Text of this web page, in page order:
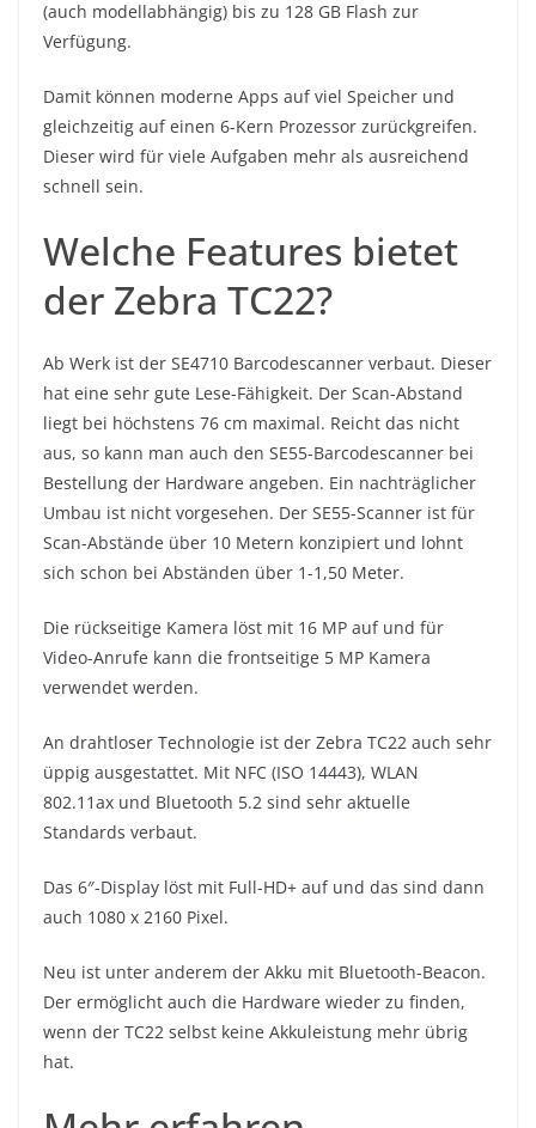
(auch modellabhängig) bis zu 128 GB Flash zur
Verfügung.
Damit können moderne Apps auf viel Speicher und
gleichzeitig auf einen 6-Kern Prozessor zurückgreifen.
Dieser wird für viele Aufgaben mehr als ausreichend
schnell sein.
Welche Features bietet
der Zebra TC22?
Ab Werk ist der SE4710 Barcodescanner verbaut. Dieser
hat eine sehr gute Lese-Fähigkeit. Der Scan-Abstand
liegt bei höchstens 76 cm maximal. Reicht das nicht
aus, so kann man auch den SE55-Barcodescanner bei
Bestellung der Hardware angeben. Ein nachträglicher
Umbau ist nicht vorgesehen. Der SE55-Scanner ist für
Scan-Abstände über 10 Metern konzipiert und lohnt
sich schon bei Abständen über 1-1,50 Meter.
Die rückseitige Kamera löst mit 16 MP auf und für
Video-Anrufe kann die frontseitige 5 MP Kamera
verwendet werden.
An drahtloser Technologie ist der Zebra TC22 auch sehr
üppig ausgestattet. Mit NFC (ISO 14443), WLAN
802.11ax und Bluetooth 5.2 sind sehr aktuelle
Standards verbaut.
Das 6″-Display löst mit Full-HD+ auf und das sind dann
auch 1080 x 2160 Pixel.
Neu ist unter anderem der Akku mit Bluetooth-Beacon.
Der ermöglicht auch die Hardware wieder zu finden,
wenn der TC22 selbst keine Akkuleistung mehr übrig
hat.